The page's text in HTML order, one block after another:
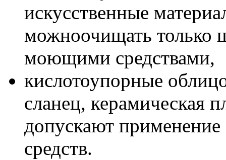
искусственные
можноочищать только
моющими средствами,
кислотоупорные
сланец, керамическая
допускают
средств.